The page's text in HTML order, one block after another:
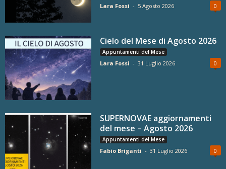
Lara Fossi - 5 Agosto 2026 0
Cielo del Mese di Agosto 2026
Appuntamenti del Mese
Lara Fossi - 31 Luglio 2026 0
SUPERNOVAE aggiornamenti
del mese – Agosto 2026
Appuntamenti del Mese
Fabio Briganti - 31 Luglio 2026 0